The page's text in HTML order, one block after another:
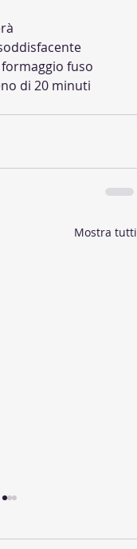
fuso
di 20 minuti
Mostra tutti